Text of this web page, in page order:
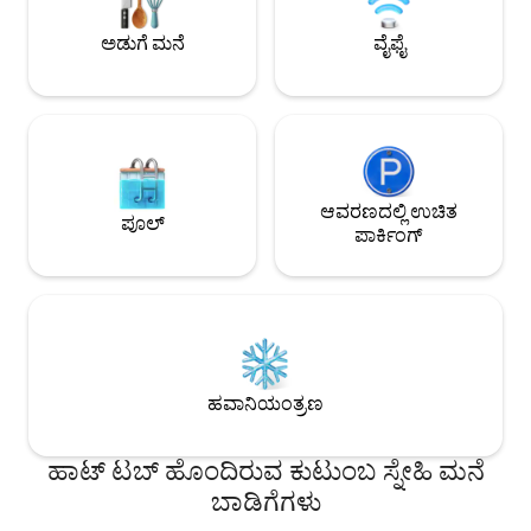
ಮೇರೆಗೆ ಅಡುಗೆ ಸೇವೆ
ಅಕಾಪುಲ್ಕೊ ಕೊಲ್ಲಿಯ
ಬ್ರಿಸಾಸ್ ಮೂಲಕ
ಅಡುಗೆ ಮನೆ ವೈಫೈ
ಪೂಲ್
ಆವರಣದಲ್ಲಿ ಉಚಿತ
ಪಾರ್ಕಿಂಗ್
ಹವಾನಿಯಂತ್ರಣ
ಹಾಟ್ ಟಬ್ ಹೊಂದಿರುವ ಕುಟುಂಬ ಸ್ನೇಹಿ ಮನೆ
ಬಾಡಿಗೆಗಳು